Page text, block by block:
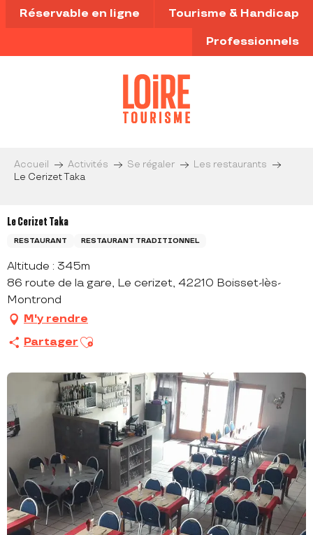
Aller
au
principal
Réservable en ligne Tourisme & Handicap
Professionnels
Accueil Activités Se régaler
Les restaurants
Le Cerizet Taka
Le Cerizet Taka
RESTAURANT RESTAURANT TRADITIONNEL
Altitude : 345m
86 route de la gare, Le cerizet, 42210 Boisset-lès-
Montrond
M'y rendre
Partager Ajouter aux favoris